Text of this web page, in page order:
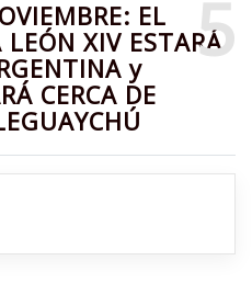
5
EL
LEÓN XIV ESTARÁ
y
CERCA DE